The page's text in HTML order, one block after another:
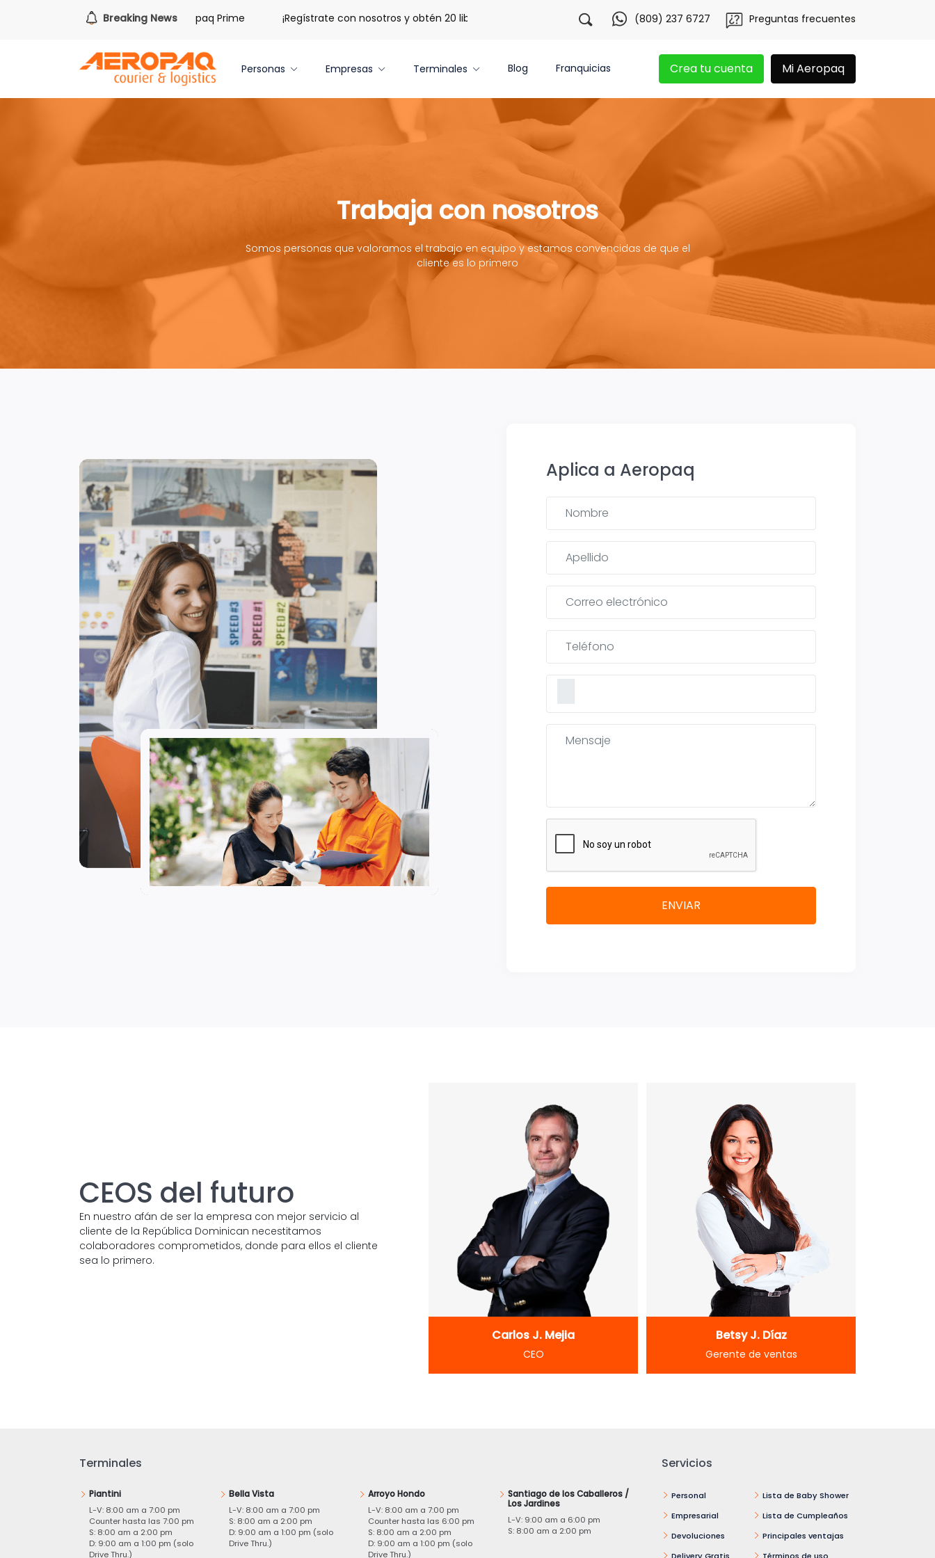
Breaking News
de tres iPhone 17 Pro con Aeropaq Prime ¡Regístrate con nosotros y obtén 20 libras gratis por 3 meses! Tu app Aeropaq se renueva Es hora de redimir tus libras con
(809) 237 6727 Preguntas frecuentes
Personas Empresas Terminales Blog Franquicias Crea tu cuenta Mi Aeropaq
Trabaja con nosotros
Somos personas que valoramos el trabajo en equipo y estamos convencidas de que el
cliente es lo primero
Aplica a Aeropaq
ENVIAR
CEOS del futuro
En nuestro afán de ser la empresa con mejor servicio al
cliente de la República Dominican necestitamos
colaboradores comprometidos, donde para ellos el cliente
sea lo primero.
Carlos J. Mejia
CEO
Betsy J. Díaz
Gerente de ventas
Terminales
Piantini
L-V: 8:00 am a 7:00 pm
Counter hasta las 7:00 pm
S: 8:00 am a 2:00 pm
D: 9:00 am a 1:00 pm (solo
Drive Thru.)
Bella Vista
L-V: 8:00 am a 7:00 pm
S: 8:00 am a 2:00 pm
D: 9:00 am a 1:00 pm (solo
Drive Thru.)
Arroyo Hondo
L-V: 8:00 am a 7:00 pm
Counter hasta las 6:00 pm
S: 8:00 am a 2:00 pm
D: 9:00 am a 1:00 pm (solo
Drive Thru.)
Santiago de los Caballeros /
Los Jardines
L-V: 9:00 am a 6:00 pm
S: 8:00 am a 2:00 pm
Servicios
Personal
Empresarial
Devoluciones
Lista de Baby Shower
Lista de Cumpleaños
Principales ventajas